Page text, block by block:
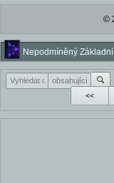
©
Nepodmíněný
<<